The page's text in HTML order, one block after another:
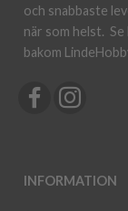
och snabbaste
när som helst. Se
bakom
INFORMATION